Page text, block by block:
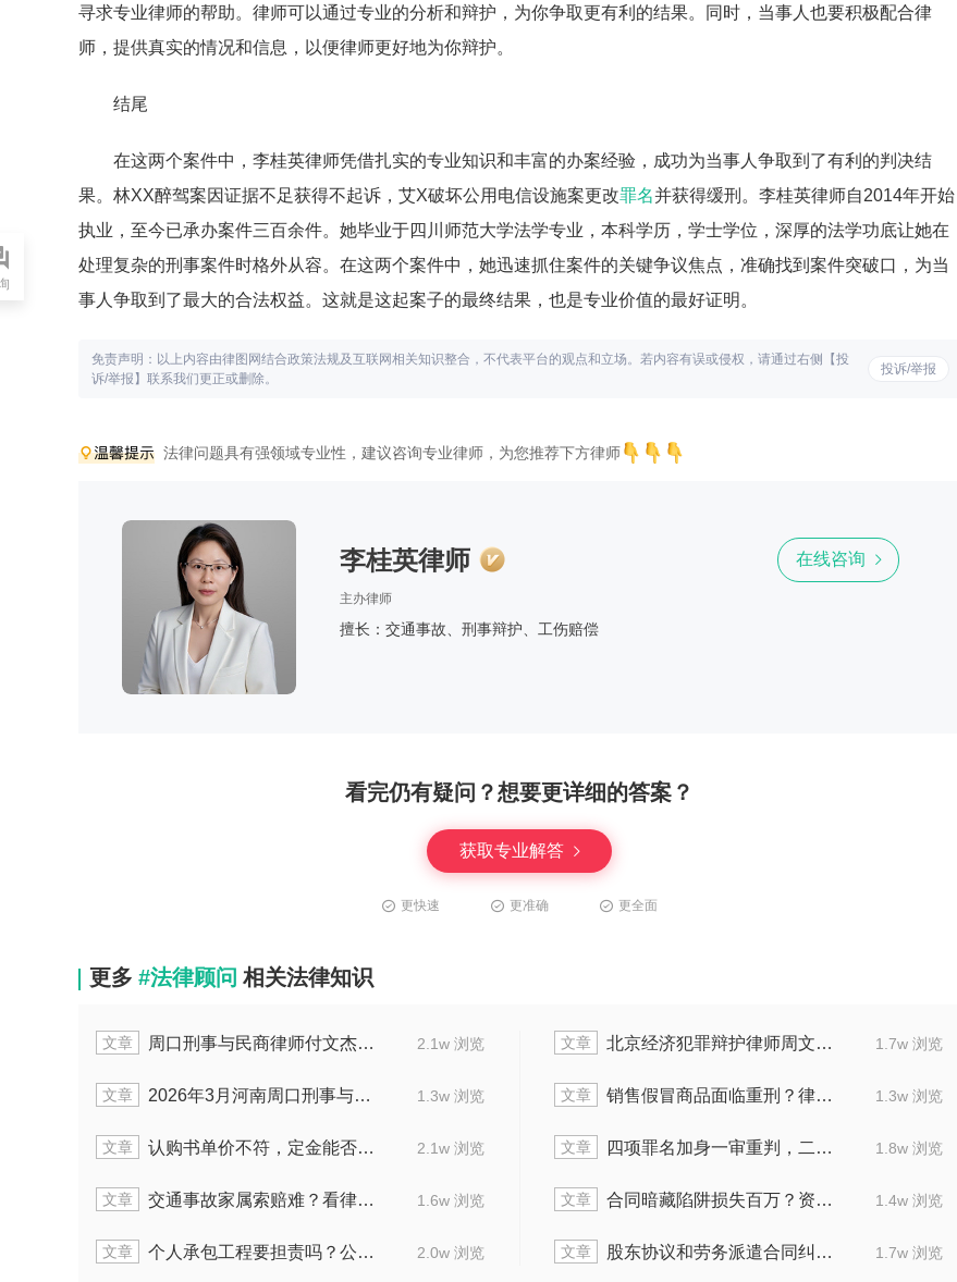
寻求专业律师的帮助。律师可以通过专业的分析和辩护，为你争取更有利的结果。同时，当事人也要积极配合律
师，提供真实的情况和信息，以便律师更好地为你辩护。
结尾
在这两个案件中，李桂英律师凭借扎实的专业知识和丰富的办案经验，成功为当事人争取到了有利的判决结
果。林XX醉驾案因证据不足获得不起诉，艾X破坏公用电信设施案更改罪名并获得缓刑。李桂英律师自2014年开始
执业，至今已承办案件三百余件。她毕业于四川师范大学法学专业，本科学历，学士学位，深厚的法学功底让她在
处理复杂的刑事案件时格外从容。在这两个案件中，她迅速抓住案件的关键争议焦点，准确找到案件突破口，为当
事人争取到了最大的合法权益。这就是这起案子的最终结果，也是专业价值的最好证明。
投诉/举报
免责声明：以上内容由律图网结合政策法规及互联网相关知识整合，不代表平台的观点和立场。若内容有误或侵权，请通过右侧【投
诉/举报】联系我们更正或删除。
法律问题具有强领域专业性，建议咨询专业律师，为您推荐下方律师
李桂英律师
主办律师
擅长：交通事故、刑事辩护、工伤赔偿
在线咨询
看完仍有疑问？想要更详细的答案？
获取专业解答
更快速 更准确 更全面
更多 #法律顾问 相关法律知识
1.5w 浏览
1.8w 浏览
1.4w 浏览
2.0w 浏览
1.2w 浏览
2.1w 浏览
文章 周口刑事与民商律师付文杰：擅办刑案及合同纠纷 文章 北京经济犯罪辩护律师周文达：破400万诈骗案困局
1.3w 浏览
文章 2026年3月河南周口刑事与民事法律领域律师推荐榜单，立足本地实务经验 文章 销售假冒商品面临重刑？律师多招发力，助被告人获轻判！
2.1w 浏览
文章 认购书单价不符，定金能否退还？看这起商品房预售合同纠纷判决 文章 四项罪名加身一审重判，二审律师如何突破困境为当事人减罪减刑？
1.6w 浏览
文章 交通事故家属索赔难？看律师如何成功争取83万及65万赔偿！ 文章 合同暗藏陷阱损失百万？资深律师一招帮企业力挽狂澜！
2.0w 浏览
文章 个人承包工程要担责吗？公司拖欠工资咋追讨？这俩案例给你答案 文章 股东协议和劳务派遣合同纠纷咋解决？这两起案例给你答案！